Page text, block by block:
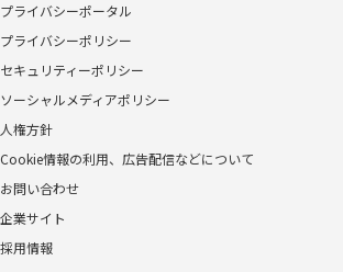
プライバシーポータル
プライバシーポリシー
セキュリティーポリシー
ソーシャルメディアポリシー
人権方針
Cookie情報の利用、広告配信などについて
お問い合わせ
企業サイト
採用情報